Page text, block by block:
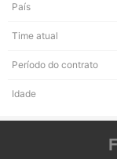
País
Time atual
Período do contrato
Idade